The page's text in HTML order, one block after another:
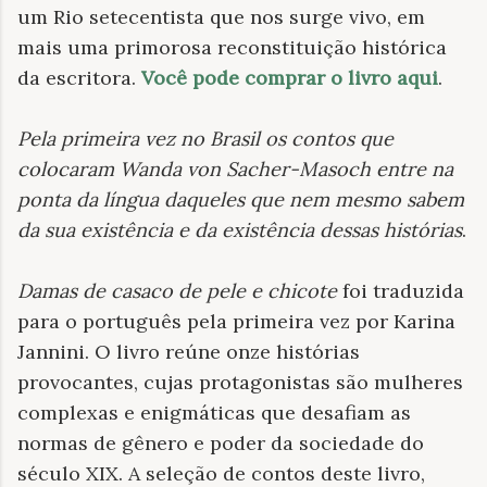
um Rio setecentista que nos surge vivo, em
mais uma primorosa reconstituição histórica
da escritora. Você pode comprar o livro aqui.
Pela primeira vez no Brasil os contos que
colocaram Wanda von Sacher-Masoch entre na
ponta da língua daqueles que nem mesmo sabem
da sua existência e da existência dessas histórias.
Damas de casaco de pele e chicotefoi traduzida
para o português pela primeira vez por Karina
Jannini. O livro reúne onze histórias
provocantes, cujas protagonistas são mulheres
complexas e enigmáticas que desafiam as
normas de gênero e poder da sociedade do
século XIX. A seleção de contos deste livro,